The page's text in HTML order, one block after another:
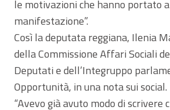
le motivazioni che hanno portato
manifestazione”.
Così la deputata reggiana, Ilenia
della Commissione Affari Sociali
Deputati e dell’Integruppo
Opportunità, in una nota sui social.
“Avevo già avuto modo di scrivere